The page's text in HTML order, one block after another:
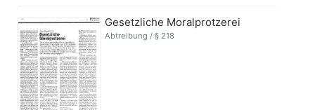
Gesetzliche Moralprotzerei
Abtreibung / § 218